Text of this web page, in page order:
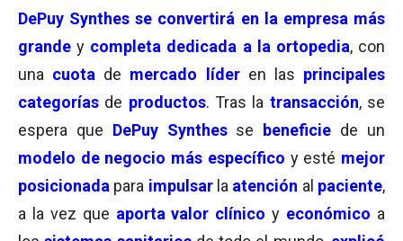
DePuy Synthes se convertirá en la empresa más
grandey completa dedicada a la ortopedia, con
una cuota de mercado líder en las principales
categorías de productos. Tras la transacción, se
espera que DePuy Synthesse beneficie de un
modelo de negocio más específico y esté mejor
posicionada para impulsar la atención al paciente,
a la vez que aporta valor clínico y económico a